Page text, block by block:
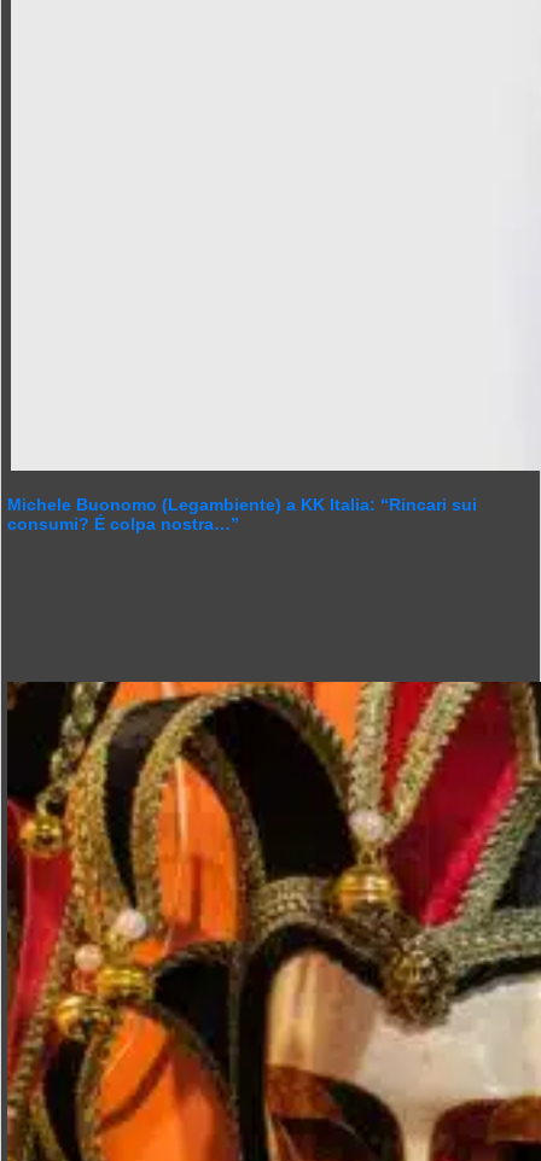
Michele Buonomo (Legambiente) a KK Italia: “Rincari sui
consumi? É colpa nostra…”